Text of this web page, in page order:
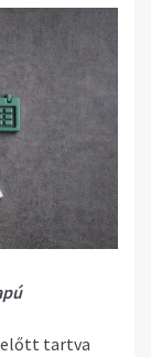
előtt tartva